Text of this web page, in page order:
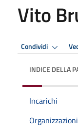
Vito
Condividi
INDICE DELLA
Incarichi
Organizzazioni